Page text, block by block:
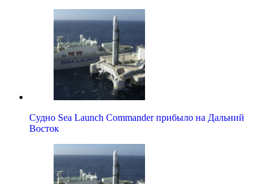
Судно Sea Launch Commander прибыло на Дальний
Восток